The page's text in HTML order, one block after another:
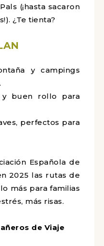
(¡hasta sacaron
¿Te tienta?
y campings
y buen rollo para
perfectos para
Española de
2025 las rutas de
más para familias
más risas.
de Viaje